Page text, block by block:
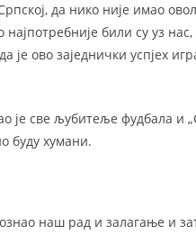
да нико није имао
најпотребније били су уз
је ово заједнички успјех
је све љубитеље фудбала и
буду хумани.
наш рад и залагање и